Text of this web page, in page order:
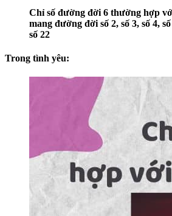
Chỉ số đường đời 6 thường hợp
mang đường đời số 2, số 3, số 4, số
số 22
Trong tình yêu: